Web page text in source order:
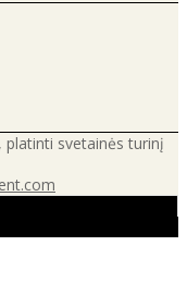
svetainės turinį